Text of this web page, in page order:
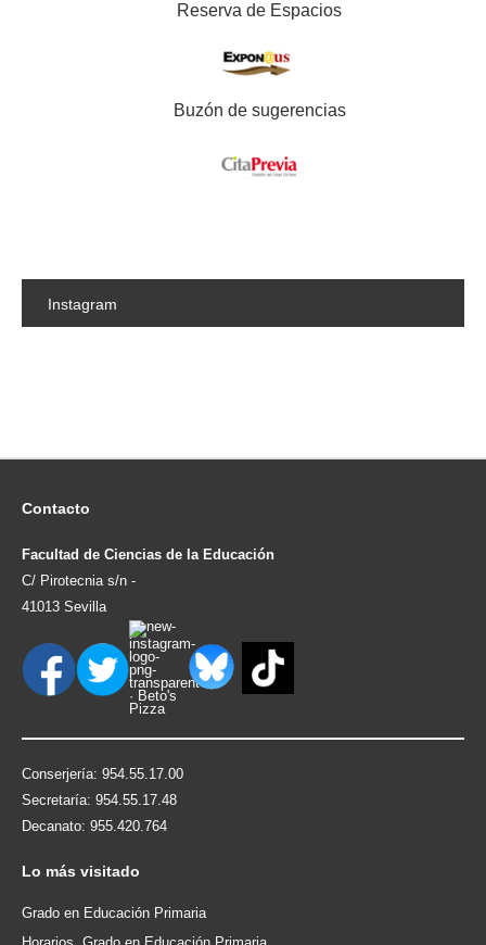
Reserva de Espacios
Buzón de sugerencias
Instagram
Contacto
Facultad de Ciencias de la Educación
C/ Pirotecnia s/n -
41013 Sevilla
Conserjería: 954.55.17.00
Secretaría: 954.55.17.48
Decanato: 955.420.764
Lo más visitado
Grado en Educación Primaria